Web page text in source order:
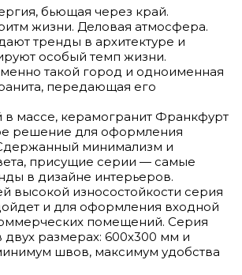
бьющая через край.
жизни. Деловая атмосфера.
тренды в архитектуре и
особый темп жизни.
такой город и одноименная
передающая его
массе, керамогранит Франкфурт
решение для оформления
минимализм и
присущие серии — самые
в дизайне интерьеров.
высокой износостойкости серия
и для оформления входной
помещений. Серия
двух размерах: 600х300 мм и
швов, максимум удобства